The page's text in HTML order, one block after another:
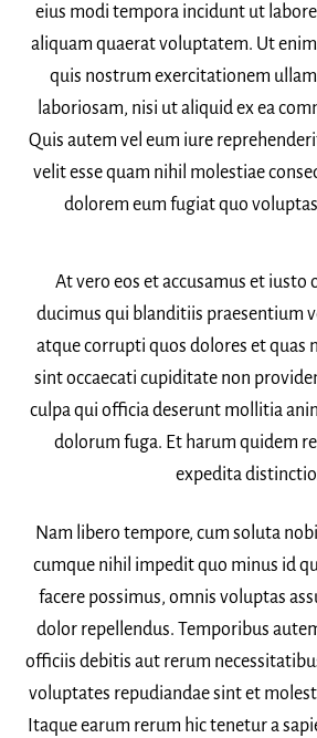
eius modi tempora incidunt ut
aliquam quaerat voluptatem. Ut
quis nostrum exercitationem
laboriosam, nisi ut aliquid ex ea
Quis autem vel eum iure
velit esse quam nihil molestiae
dolorem eum fugiat quo
At vero eos et accusamus et iusto
ducimus qui blanditiis praesentium
atque corrupti quos dolores et quas
sint occaecati cupiditate non
culpa qui officia deserunt mollitia
dolorum fuga. Et harum quidem
expedita
Nam libero tempore, cum soluta
cumque nihil impedit quo minus id
facere possimus, omnis voluptas
dolor repellendus. Temporibus
officiis debitis aut rerum
voluptates repudiandae sint et
Itaque earum rerum hic tenetur a